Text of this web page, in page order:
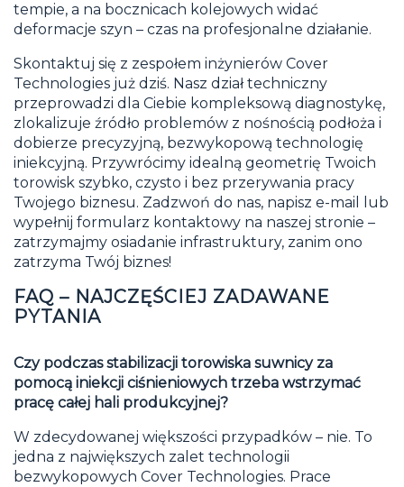
tempie, a na bocznicach kolejowych widać
deformacje szyn – czas na profesjonalne działanie.
Skontaktuj się z zespołem inżynierów Cover
Technologies już dziś. Nasz dział techniczny
przeprowadzi dla Ciebie kompleksową diagnostykę,
zlokalizuje źródło problemów z nośnością podłoża i
dobierze precyzyjną, bezwykopową technologię
iniekcyjną. Przywrócimy idealną geometrię Twoich
torowisk szybko, czysto i bez przerywania pracy
Twojego biznesu. Zadzwoń do nas, napisz e-mail lub
wypełnij formularz kontaktowy na naszej stronie –
zatrzymajmy osiadanie infrastruktury, zanim ono
zatrzyma Twój biznes!
FAQ – NAJCZĘŚCIEJ ZADAWANE
PYTANIA
Czy podczas stabilizacji torowiska suwnicy za
pomocą iniekcji ciśnieniowych trzeba wstrzymać
pracę całej hali produkcyjnej?
W zdecydowanej większości przypadków – nie. To
jedna z największych zalet technologii
bezwykopowych Cover Technologies. Prace